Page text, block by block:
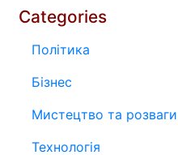
Categories
Політика
Бізнес
Мистецтво та розваги
Технологія